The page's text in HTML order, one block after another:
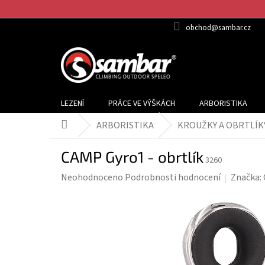
na
obchod@sambar.cz
LEZENÍ PRÁCE VE VÝŠKÁCH ARBORISTIKA
Domů ARBORISTIKA KROUŽKY A
CAMP Gyro1 - obrtlík 3260
Průměrné
Neohodnoceno Podrobnosti hodnocení Značka: